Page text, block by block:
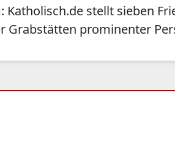
stellt sieben
prominenter